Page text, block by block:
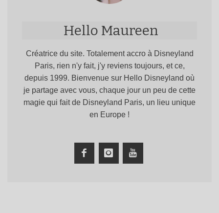
Hello Maureen
Créatrice du site. Totalement accro à Disneyland
Paris, rien n'y fait, j'y reviens toujours, et ce,
depuis 1999. Bienvenue sur Hello Disneyland où
je partage avec vous, chaque jour un peu de cette
magie qui fait de Disneyland Paris, un lieu unique
en Europe !